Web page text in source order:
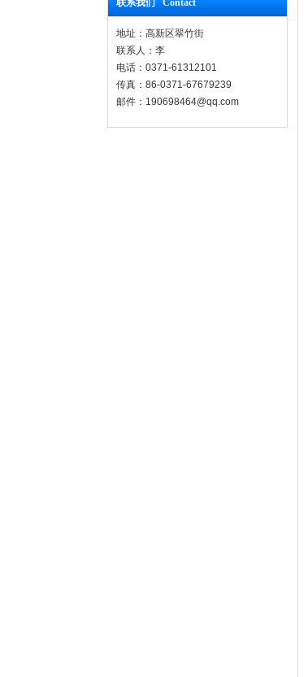
联系我们 Contact
地址：高新区翠竹街
联系人：李
电话：0371-61312101
传真：86-0371-67679239
邮件：190698464@qq.com